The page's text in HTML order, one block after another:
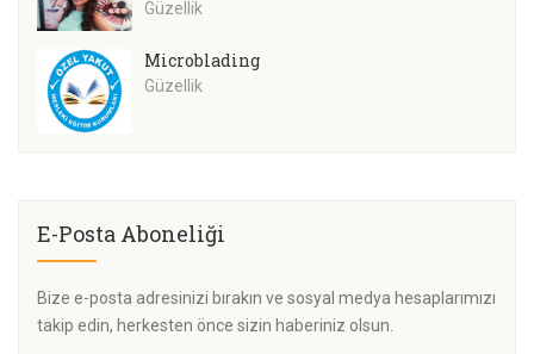
Güzellik
Microblading
Güzellik
E-Posta Aboneliği
Bize e-posta adresinizi bırakın ve sosyal medya hesaplarımızı
takip edin, herkesten önce sizin haberiniz olsun.